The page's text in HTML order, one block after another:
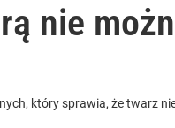
nie
który sprawia, że twarz